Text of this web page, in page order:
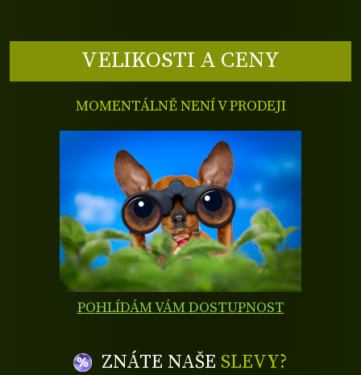
VELIKOSTI A CENY
MOMENTÁLNĚ NENÍ V PRODEJI
POHLÍDÁM VÁM DOSTUPNOST
ZNÁTE NAŠE SLEVY?